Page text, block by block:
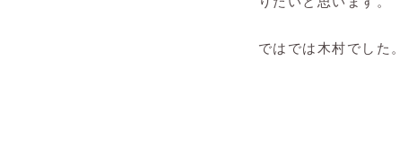
ではでは木村でした。